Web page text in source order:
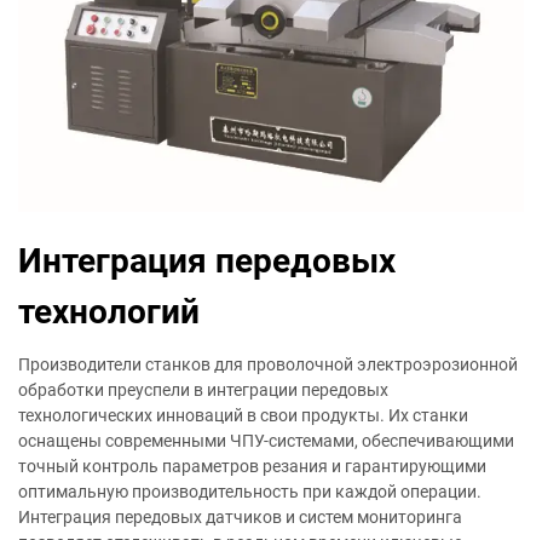
Интеграция передовых
технологий
Производители станков для проволочной электроэрозионной
обработки преуспели в интеграции передовых
технологических инноваций в свои продукты. Их станки
оснащены современными ЧПУ-системами, обеспечивающими
точный контроль параметров резания и гарантирующими
оптимальную производительность при каждой операции.
Интеграция передовых датчиков и систем мониторинга